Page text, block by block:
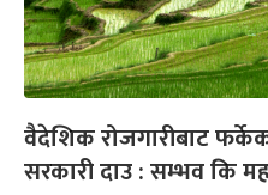
वैदेशिक रोजगारीबाट
सरकारी दाउ : सम्भव कि